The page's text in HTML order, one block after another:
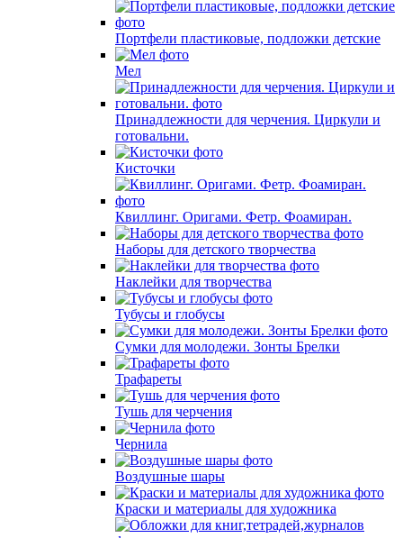
Портфели пластиковые, подложки детские
Мел
Принадлежности для черчения. Циркули и
готовальни.
Кисточки
Квиллинг. Оригами. Фетр. Фоамиран.
Наборы для детского творчества
Наклейки для творчества
Тубусы и глобусы
Сумки для молодежи. Зонты Брелки
Трафареты
Тушь для черчения
Чернила
Воздушные шары
Краски и материалы для художника